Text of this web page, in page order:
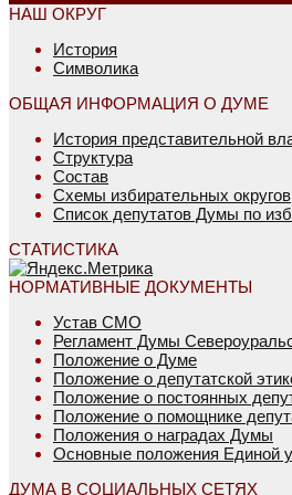
НАШ ОКРУГ
История
Символика
ОБЩАЯ ИНФОРМАЦИЯ О ДУМЕ
История представительной
Структура
Состав
Схемы избирательных округов
Список депутатов Думы по
СТАТИСТИКА
НОРМАТИВНЫЕ ДОКУМЕНТЫ
Устав СМО
Регламент Думы
Положение о Думе
Положение о депутатской
Положение о постоянных
Положение о помощнике
Положения о наградах Думы
Основные положения Единой
ДУМА В СОЦИАЛЬНЫХ СЕТЯХ